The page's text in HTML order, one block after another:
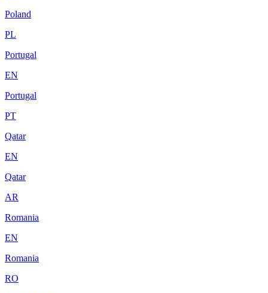
Poland
PL
Portugal
EN
Portugal
PT
Qatar
EN
Qatar
AR
Romania
EN
Romania
RO